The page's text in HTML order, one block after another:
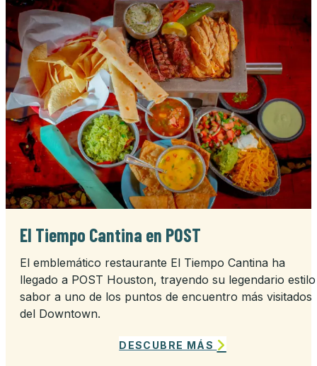
El Tiempo Cantina en POST
El emblemático restaurante El Tiempo Cantina ha
llegado a POST Houston, trayendo su legendario
sabor a uno de los puntos de encuentro más visitados
del Downtown.
DESCUBRE MÁS